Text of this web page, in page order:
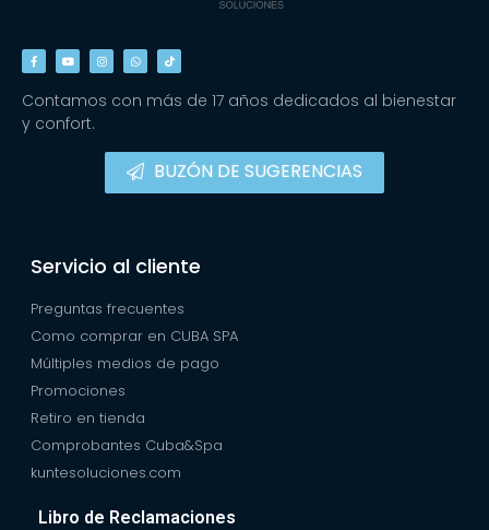
Contamos con más de 17 años dedicados al bienestar
y confort.
BUZÓN DE SUGERENCIAS
Servicio al cliente
Preguntas frecuentes
Como comprar en CUBA SPA
Múltiples medios de pago
Promociones
Retiro en tienda
Comprobantes Cuba&Spa
kuntesoluciones.com
Libro de Reclamaciones